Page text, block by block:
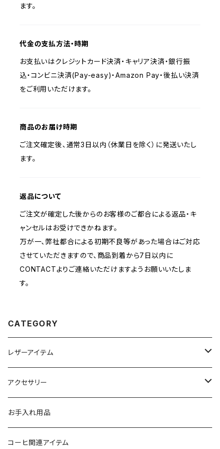
ます。
代金の支払方法・時期
お支払いはクレジットカード決済・キャリア決済・銀行振
込・コンビニ決済(Pay-easy)・Amazon Pay・後払い決済
をご利用いただけます。
商品のお届け時期
ご注文確定後、通常3日以内（休業日を除く）に発送いたし
ます。
返品について
ご注文が確定した後からのお客様のご都合による返品・キ
ャンセルはお受けできかねます。
万が一、弊社都合による初期不良等があった場合はご対応
させていただきますので、商品到着から7日以内に
CONTACTよりご連絡いただけますようお願いいたしま
す。
CATEGORY
レザーアイテム
4w1hホットサンドソロ用レザーケース
GOALZERO用アイテム
ガス缶カバー
アクセサリー
カラビナ
お手入れ用品
コーヒ関連アイテム